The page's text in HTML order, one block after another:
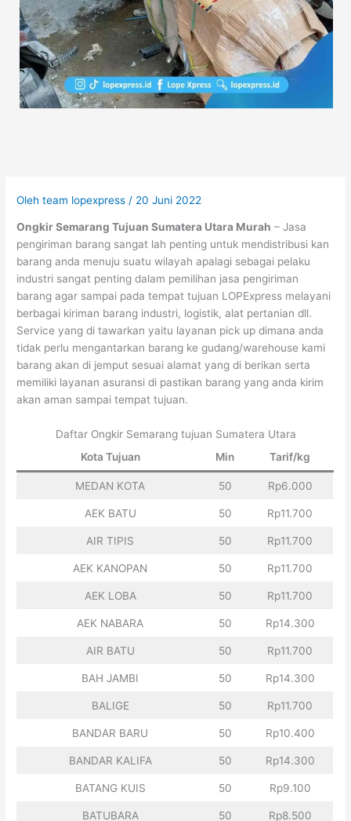
Olehteam lopexpress / 20 Juni 2022
Ongkir Semarang Tujuan Sumatera Utara Murah – Jasa
pengiriman barang sangat lah penting untuk mendistribusi kan
barang anda menuju suatu wilayah apalagi sebagai pelaku
industri sangat penting dalam pemilihan jasa pengiriman
barang agar sampai pada tempat tujuan LOPExpress melayani
berbagai kiriman barang industri, logistik, alat pertanian dll.
Service yang di tawarkan yaitu layanan pick up dimana anda
tidak perlu mengantarkan barang ke gudang/warehouse kami
barang akan di jemput sesuai alamat yang di berikan serta
memiliki layanan asuransi di pastikan barang yang anda kirim
akan aman sampai tempat tujuan.
Daftar Ongkir Semarang tujuan Sumatera Utara
Kota Tujuan
Min Tarif/kg
MEDAN KOTA 50 Rp6.000
AEK BATU 50 Rp11.700
AIR TIPIS 50 Rp11.700
AEK KANOPAN 50 Rp11.700
AEK LOBA 50 Rp11.700
AEK NABARA 50 Rp14.300
AIR BATU 50 Rp11.700
BAH JAMBI 50 Rp14.300
BALIGE 50 Rp11.700
BANDAR BARU 50 Rp10.400
BANDAR KALIFA 50 Rp14.300
BATANG KUIS 50 Rp9.100
BATUBARA 50 Rp8.500